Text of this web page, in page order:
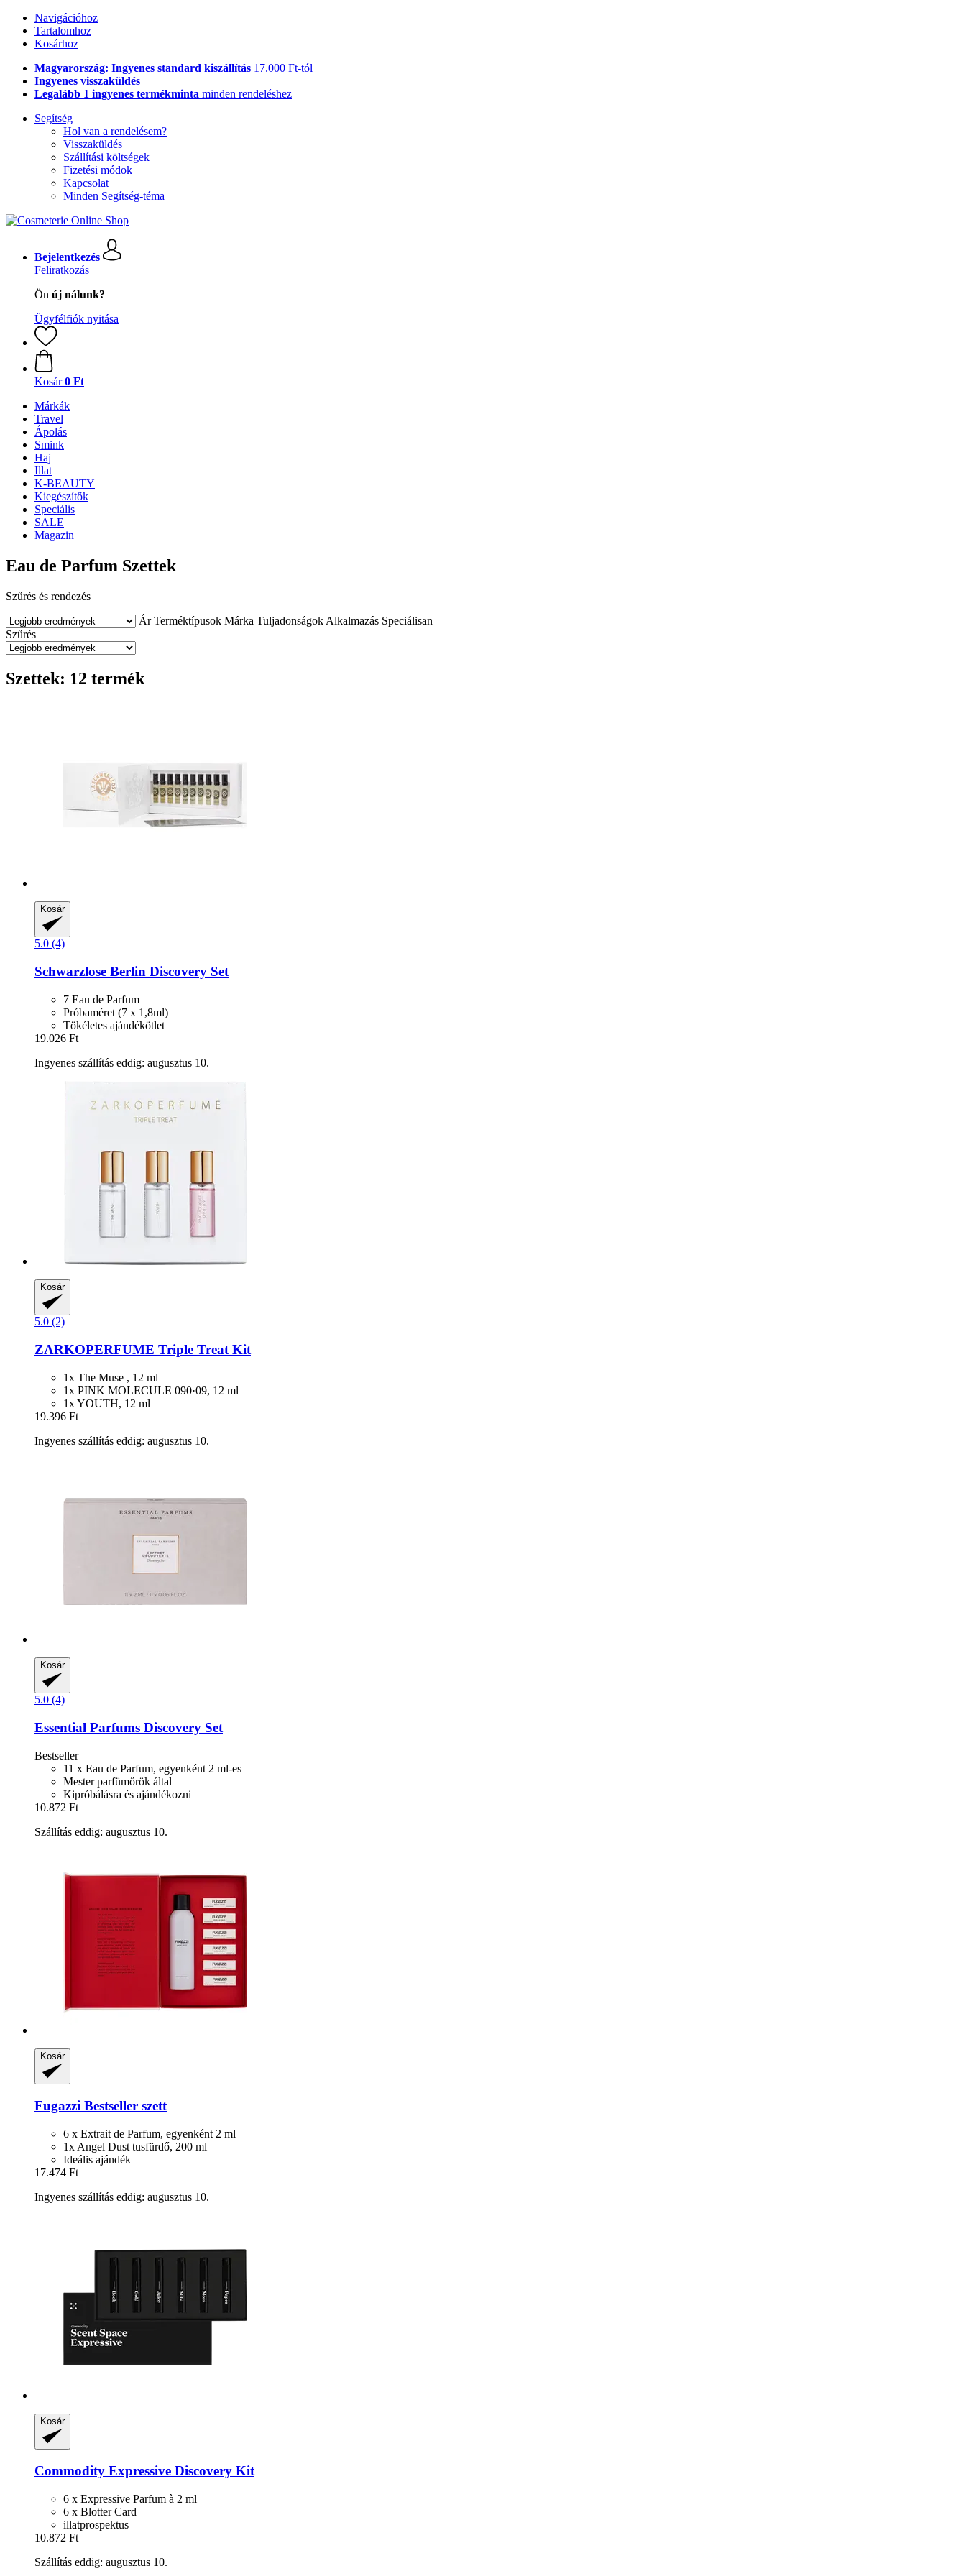
Navigációhoz
Tartalomhoz
Kosárhoz
Magyarország: Ingyenes standard kiszállítás 17.000 Ft-tól
Ingyenes visszaküldés
Legalább 1 ingyenes termékminta minden rendeléshez
Segítség
Hol van a rendelésem?
Visszaküldés
Szállítási költségek
Fizetési módok
Kapcsolat
Minden Segítség-téma
Bejelentkezés
Feliratkozás
Ön új nálunk?
Ügyfélfiók nyitása
Kosár 0 Ft
Márkák
Travel
Ápolás
Smink
Haj
Illat
K-BEAUTY
Kiegészítők
Speciális
SALE
Magazin
Eau de Parfum Szettek
Szűrés és rendezés
Ár Terméktípusok Márka Tuljadonságok Alkalmazás Speciálisan
Szűrés
Szettek: 12 termék
Kosár
5.0 (4)
Schwarzlose Berlin Discovery Set
7 Eau de Parfum
Próbaméret (7 x 1,8ml)
Tökéletes ajándékötlet
19.026 Ft
Ingyenes szállítás eddig: augusztus 10.
Kosár
5.0 (2)
ZARKOPERFUME Triple Treat Kit
1x The Muse , 12 ml
1x PINK MOLECULE 090·09, 12 ml
1x YOUTH, 12 ml
19.396 Ft
Ingyenes szállítás eddig: augusztus 10.
Kosár
5.0 (4)
Essential Parfums Discovery Set
Bestseller
11 x Eau de Parfum, egyenként 2 ml-es
Mester parfümőrök által
Kipróbálásra és ajándékozni
10.872 Ft
Szállítás eddig: augusztus 10.
Kosár
Fugazzi Bestseller szett
6 x Extrait de Parfum, egyenként 2 ml
1x Angel Dust tusfürdő, 200 ml
Ideális ajándék
17.474 Ft
Ingyenes szállítás eddig: augusztus 10.
Kosár
Commodity Expressive Discovery Kit
6 x Expressive Parfum à 2 ml
6 x Blotter Card
illatprospektus
10.872 Ft
Szállítás eddig: augusztus 10.